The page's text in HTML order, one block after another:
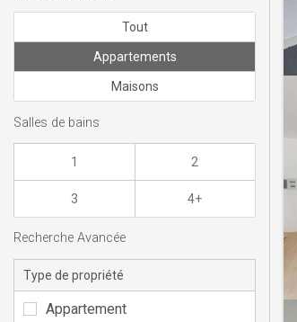
Tout
Appartements
Maisons
Salles de bains
1 2
3 4+
Recherche Avancée
Type de propriété
Appartement